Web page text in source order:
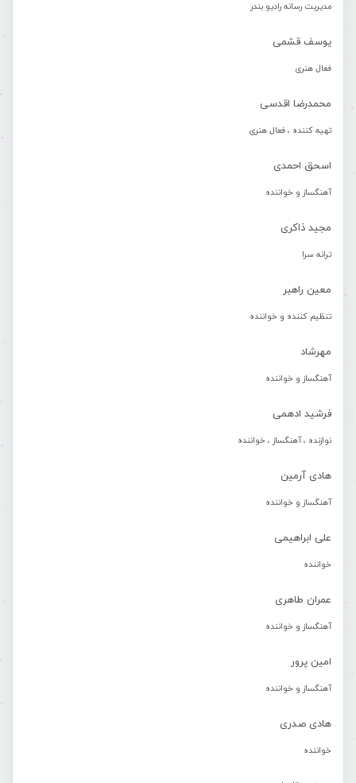
مدیریت رسانه رادیو بندر
یوسف قشمی
فعال هنری
محمدرضا اقدسی
تهیه کننده ، فعال هنری
اسحق احمدی
آهنگساز و خواننده
مجید ذاکری
ترانه سرا
معین راهبر
تنظیم کننده و خواننده
مهرشاد
آهنگساز و خواننده
فرشید ادهمی
نوازنده ، آهنگساز ، خواننده
هادی آرمین
آهنگساز و خواننده
علی ابراهیمی
خواننده
عمران طاهری
آهنگساز و خواننده
امین پرور
آهنگساز و خواننده
هادی صدری
خواننده